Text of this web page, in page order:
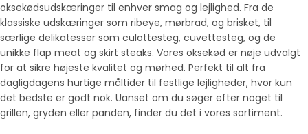
oksekødsudskæringer til enhver smag og lejlighed. Fra de
klassiske udskæringer som ribeye, mørbrad, og brisket, til
særlige delikatesser som culottesteg, cuvettesteg, og de
unikke flap meat og skirt steaks. Vores oksekød er nøje udvalgt
for at sikre højeste kvalitet og mørhed. Perfekt til alt fra
dagligdagens hurtige måltider til festlige lejligheder, hvor kun
det bedste er godt nok. Uanset om du søger efter noget til
grillen, gryden eller panden, finder du det i vores sortiment.